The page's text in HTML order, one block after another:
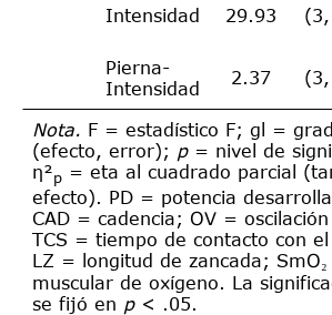
Intensidad 29.93
Pierna-
Intensidad
2.37
Nota. F = estadístico F; gl =
(efecto, error); p= nivel de
η²p = eta al cuadrado parcial
efecto). PD = potencia
CAD = cadencia; OV =
TCS = tiempo de contacto con
LZ = longitud de zancada;
muscular de oxígeno. La
se fijó en p< .05.